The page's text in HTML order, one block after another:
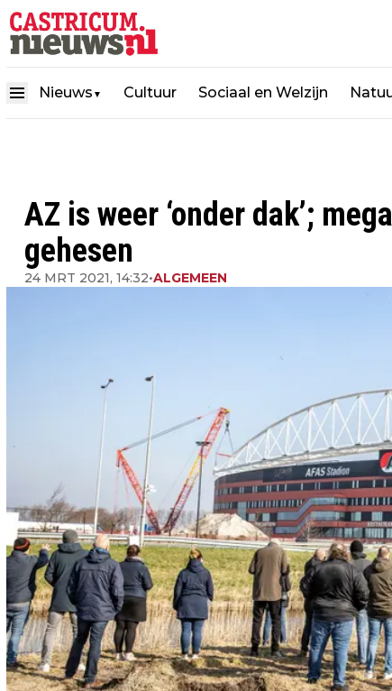
Nieuws ▼ Cultuur Sociaal en Welzijn
AZ is weer ‘onder dak’;
gehesen
24 MRT 2021, 14:32•ALGEMEEN